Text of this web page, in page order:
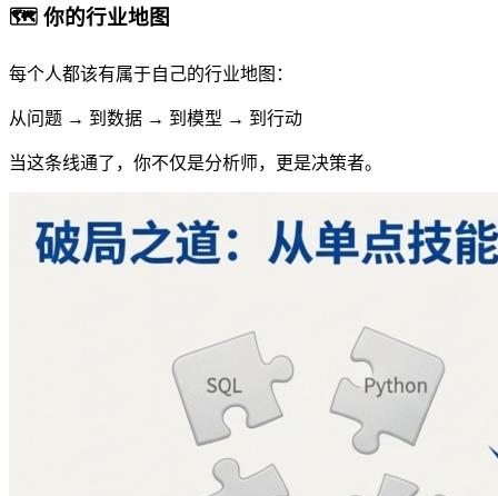
🗺️ 你的行业地图
每个人都该有属于自己的行业地图：
从问题 → 到数据 → 到模型 → 到行动
当这条线通了，你不仅是分析师，更是决策者。